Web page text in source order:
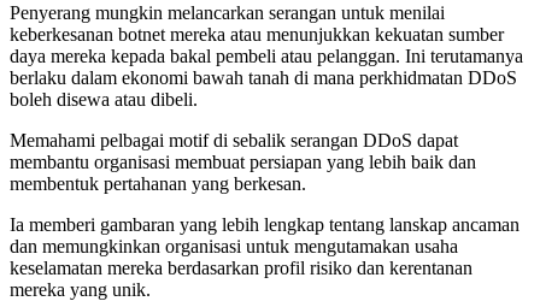
Penyerang mungkin melancarkan serangan untuk menilai
keberkesanan botnet mereka atau menunjukkan kekuatan sumber
daya mereka kepada bakal pembeli atau pelanggan. Ini terutamanya
berlaku dalam ekonomi bawah tanah di mana perkhidmatan DDoS
boleh disewa atau dibeli.
Memahami pelbagai motif di sebalik serangan DDoS dapat
membantu organisasi membuat persiapan yang lebih baik dan
membentuk pertahanan yang berkesan.
Ia memberi gambaran yang lebih lengkap tentang lanskap ancaman
dan memungkinkan organisasi untuk mengutamakan usaha
keselamatan mereka berdasarkan profil risiko dan kerentanan
mereka yang unik.